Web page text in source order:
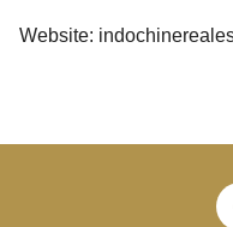
Website: